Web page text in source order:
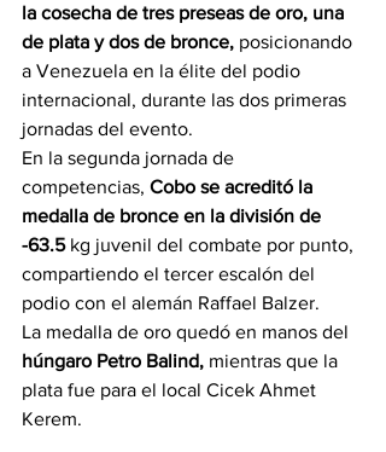
la cosecha de tres preseas de oro, una
de plata y dos de bronce, posicionando
a Venezuela en la élite del podio
internacional, durante las dos primeras
jornadas del evento.
En la segunda jornada de
competencias, Cobo se acreditó la
medalla de bronce en la división de
-63.5 kg juvenil del combate por punto,
compartiendo el tercer escalón del
podio con el alemán Raffael Balzer.
La medalla de oro quedó en manos del
húngaro Petro Balind, mientras que la
plata fue para el local Cicek Ahmet
Kerem.